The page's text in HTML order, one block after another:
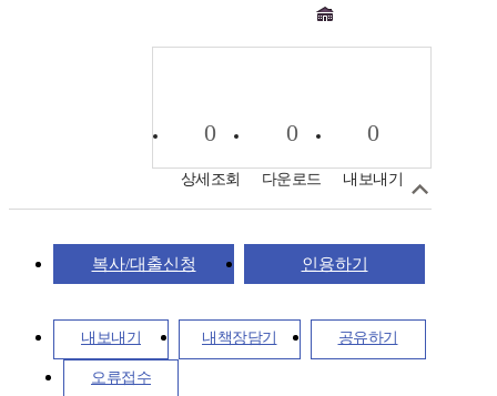
0
상세조회
0
다운로드
0
내보내기
복사/대출신청 인용하기
내보내기 내책장담기 공유하기
오류접수